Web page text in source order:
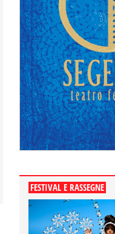
FESTIVAL E RASSEGNE